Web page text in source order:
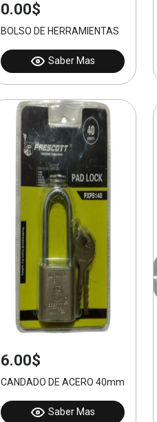
0.00$
BOLSO DE HERRAMIENTAS
Saber Mas
6.00$
CANDADO DE ACERO 40mm 3
Saber Mas